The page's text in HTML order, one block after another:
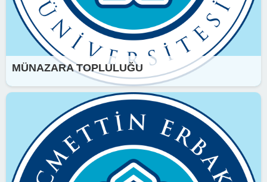
MÜNAZARA TOPLULUĞU